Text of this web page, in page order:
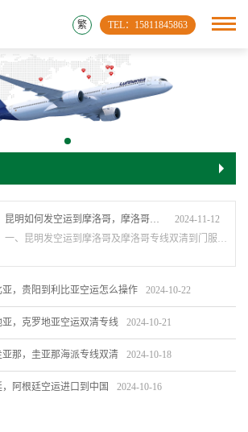
TEL：15811845863
繁
2024-11-12
，贵阳到利比亚空运怎么操作 2024-10-22
，克罗地亚空运双清专线 2024-10-21
那，圭亚那海派专线双清 2024-10-18
阿根廷空运进口到中国 2024-10-16